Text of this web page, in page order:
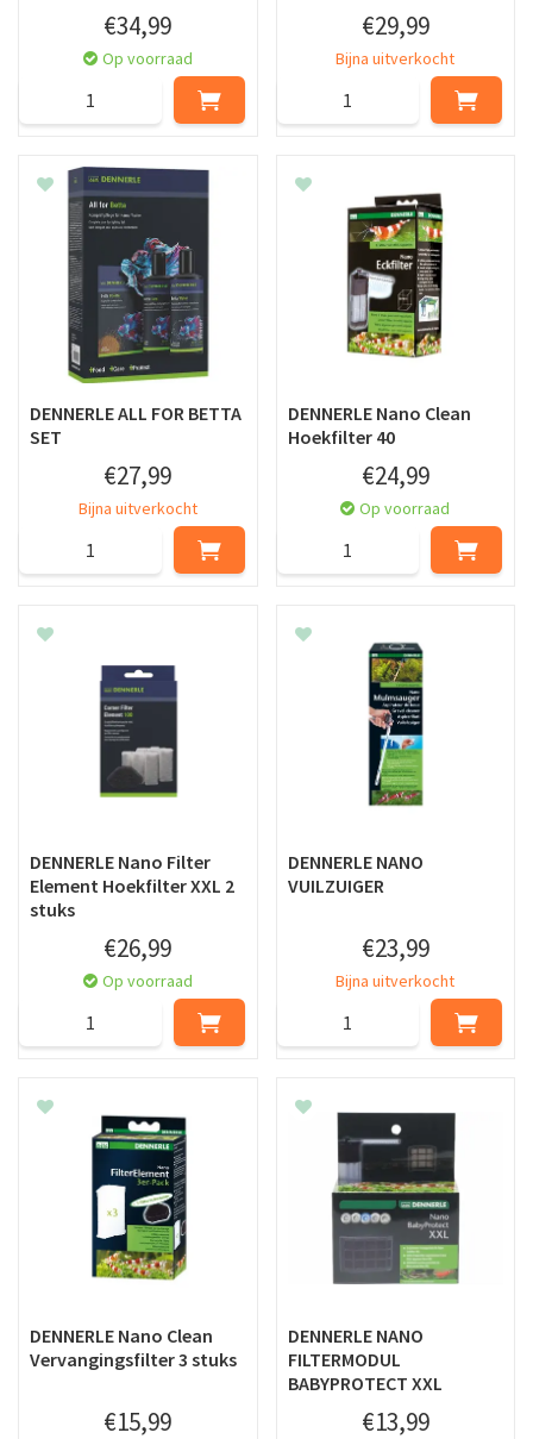
€34,99
Op voorraad
€29,99
Bijna uitverkocht
DENNERLE ALL FOR BETTA
SET
€27,99
Bijna uitverkocht
DENNERLE Nano Clean
Hoekfilter 40
€24,99
Op voorraad
DENNERLE Nano Filter
Element Hoekfilter XXL 2
stuks
€26,99
Op voorraad
DENNERLE NANO
VUILZUIGER
€23,99
Bijna uitverkocht
DENNERLE Nano Clean
Vervangingsfilter 3 stuks
€15,99
DENNERLE NANO
FILTERMODUL
BABYPROTECT XXL
€13,99